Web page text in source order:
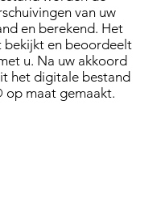
van uw
en berekend. Het
bekijkt en beoordeelt
u. Na uw akkoord
het digitale bestand
op maat gemaakt.